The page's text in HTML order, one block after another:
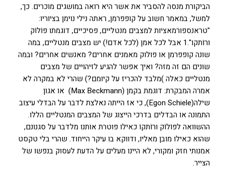
הביקורת מנסה להסביר את אשר היא רואה במושגים מוכרים. כך,
למשל, במאמר חשוב על קופפרמן, ראתה נילי נוימן בציוריו:
"טראנספורמאציות למצבים מנטליים, פסיכיים, דוגמתו פוֹלוֹק
ורוֹתקו".1 אבל לכל אמן (לכל אדם!) יש מצבים מנטליים, במה
שונה קופפרמן או פולוק מאמנים אחרים? מאנשים אחרים? ובמה
שונים הם זה מזה? ואיך אפשר להגיע לזיהויים של מצבים
מנטליים כאלה )מלבד להכריז על קיומם?) שהרי לא במקרה לא
אמרה המבקרת: דוגמת בקמן (Max Beckmann) או אגון
שילה(Egon Schiele), כי אז הייתה נאלצת לדבר על הבדלי עיצוב
התמונה או הבדלים בדרכי הייצוג של המצבים המנטליים הללו.
ההשוואה לפוֹלוֹק ורוֹתקוֹ כאילו פוטרת אותנו מלדבר על סגנונם,
שהוא כאילו מובן מאליו, ודווקא בו עיקר הייחוד. שהרי בלי טקסט
אמנותי חזק ומקורי, לא היינו מעלים על הדעת לעסוק בנפשו של
הצייר.